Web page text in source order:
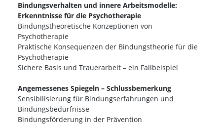
Bindungsverhalten und innere Arbeitsmodelle:
Erkenntnisse für die Psychotherapie
Bindungstheoretische Konzeptionen von
Psychotherapie
Praktische Konsequenzen der Bindungstheorie für die
Psychotherapie
Sichere Basis und Trauerarbeit – ein Fallbeispiel
Angemessenes Spiegeln – Schlussbemerkung
Sensibilisierung für Bindungserfahrungen und
Bindungsbedürfnisse
Bindungsförderung in der Prävention